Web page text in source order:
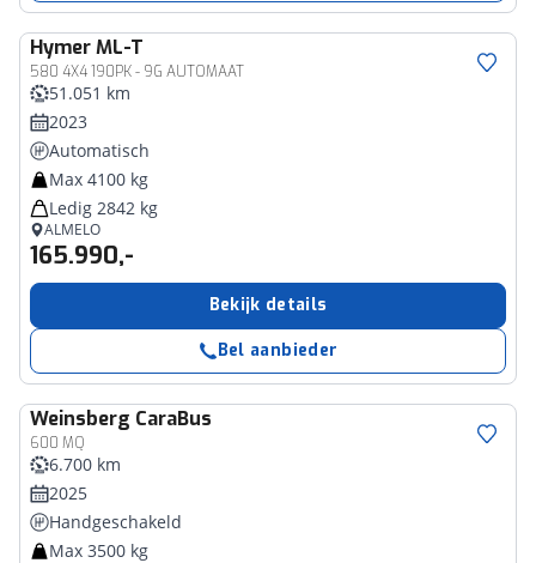
HymerML-T
580 4X4 190PK - 9G AUTOMAAT
51.051 km
2023
Automatisch
Max 4100 kg
Ledig 2842 kg
ALMELO
165.990,-
Bekijk details
Bel aanbieder
Weinsberg CaraBus
600 MQ
6.700 km
2025
Handgeschakeld
Max 3500 kg